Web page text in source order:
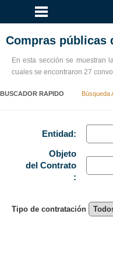
Compras públicas
En esta sección se muestran
cuales se encontraron 27
BUSCADOR RAPIDO Búsqueda
Entidad:
Objeto
del Contrato
:
Tipo de contratación